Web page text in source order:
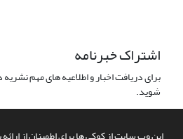
اشتراک خبرنامه
برای دریافت اخبار و اطلاعیه های مهم
شوید.